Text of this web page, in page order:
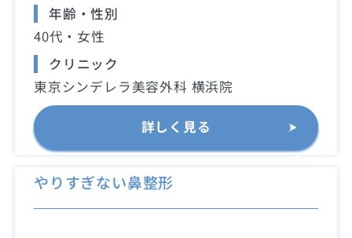
年齢・性別
40代・女性
クリニック
東京シンデレラ美容外科 横浜院
詳しく見る
やりすぎない鼻整形